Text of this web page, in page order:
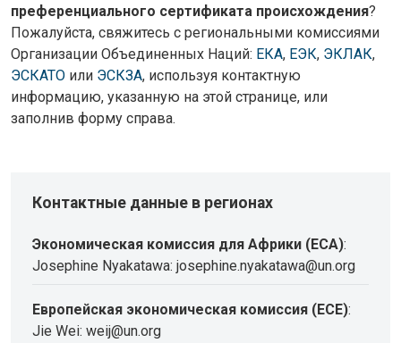
преференциального сертификата происхождения?
Пожалуйста, свяжитесь с региональными комиссиями
Организации Объединенных Наций: ЕКА, ЕЭК, ЭКЛАК,
ЭСКАТО или ЭСКЗА, используя контактную
информацию, указанную на этой странице, или
заполнив форму справа.
Контактные данные в регионах
Экономическая комиссия для Африки (ECA):
Josephine Nyakatawa: josephine.nyakatawa@un.org
Европейская экономическая комиссия (ECE):
Jie Wei: weij@un.org